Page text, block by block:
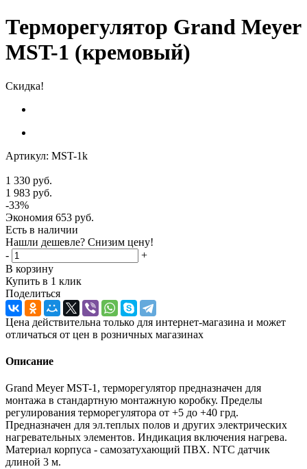
Терморегулятор Grand Meyer
MST-1 (кремовый)
Скидка!
Артикул: MST-1k
1 330 руб.
1 983 руб.
-33%
Экономия 653 руб.
Есть в наличии
Нашли дешевле? Снизим цену!
-
+
В корзину
Купить в 1 клик
Поделиться
Цена действительна только для интернет-магазина и может
отличаться от цен в розничных магазинах
Описание
Grand Meyer MST-1, терморегулятор предназначен для
монтажа в стандартную монтажную коробку. Пределы
регулирования терморегулятора от +5 до +40 грд.
Предназначен для эл.теплых полов и других электрических
нагревательных элементов. Индикация включения нагрева.
Материал корпуса - самозатухающий ПВХ. NTC датчик
длиной 3 м.